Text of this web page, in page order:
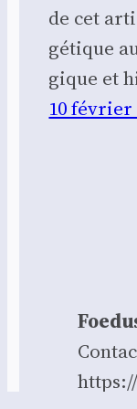
de cet
gé­tique
gique et
10 février